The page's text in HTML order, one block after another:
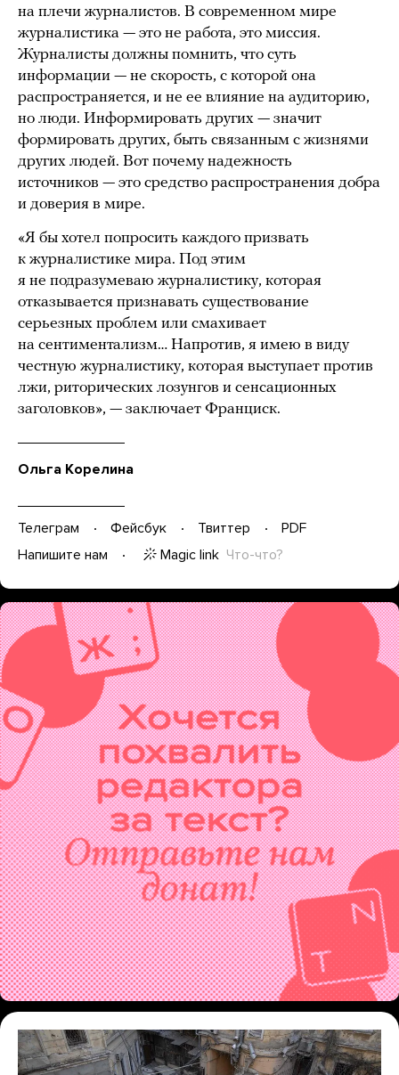
на плечи журналистов. В современном мире
журналистика — это не работа, это миссия.
Журналисты должны помнить, что суть
информации — не скорость, с которой она
распространяется, и не ее влияние на аудиторию,
но люди. Информировать других — значит
формировать других, быть связанным с жизнями
других людей. Вот почему надежность
источников — это средство распространения добра
и доверия в мире.
«Я бы хотел попросить каждого призвать
к журналистике мира. Под этим
я не подразумеваю журналистику, которая
отказывается признавать существование
серьезных проблем или смахивает
на сентиментализм… Напротив, я имею в виду
честную журналистику, которая выступает против
лжи, риторических лозунгов и сенсационных
заголовков», — заключает Франциск.
Ольга Корелина
Телеграм Фейсбук Твиттер
PDF
Напишите нам
Magic link Что-что?